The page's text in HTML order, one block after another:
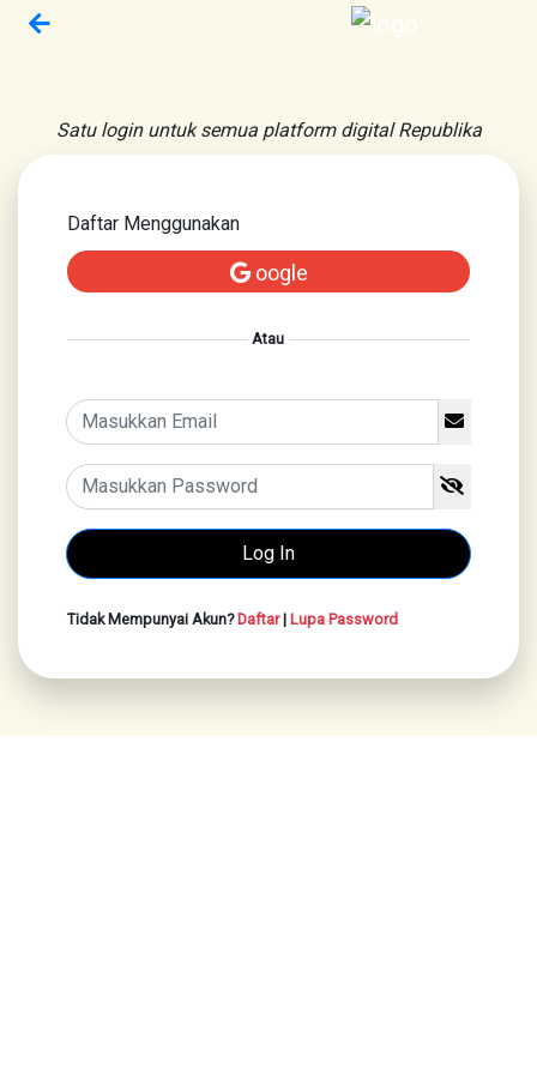
Satu login untuk semua platform digital Republika
Daftar Menggunakan
oogle
Atau
Tidak Mempunyai Akun?Daftar| Lupa Password